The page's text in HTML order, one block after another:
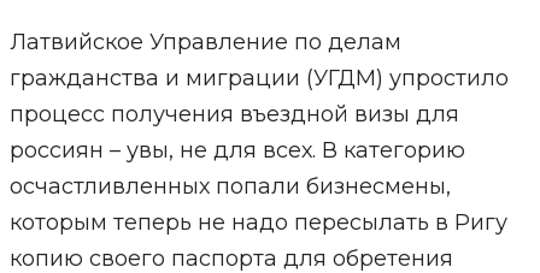
Латвийское Управление по делам
гражданства и миграции (УГДМ) упростило
процесс получения въездной визы для
россиян – увы, не для всех. В категорию
осчастливленных попали бизнесмены,
которым теперь не надо пересылать в Ригу
копию своего паспорта для обретения